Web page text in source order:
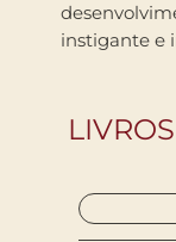
instigante e